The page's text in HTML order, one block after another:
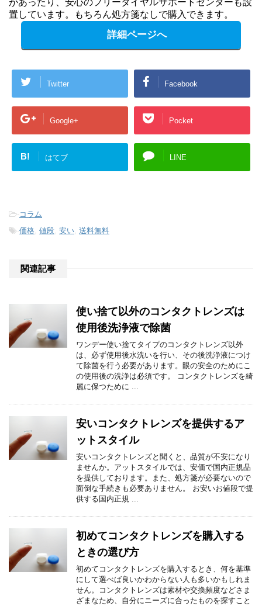
があったり、安心のフリーダイヤルサポートセンターも設
置しています。もちろん処方箋なしで購入できます。
詳細ページへ
Twitter Facebook
Google+ Pocket
B! はてブ LINE
-コラム
-価格, 値段, 安い, 送料無料
関連記事
使い捨て以外のコンタクトレンズは
使用後洗浄液で除菌
ワンデー使い捨てタイプのコンタクトレンズ以外
は、必ず使用後水洗いを行い、その後洗浄液につけ
て除菌を行う必要があります。眼の安全のためにこ
の使用後の洗浄は必須です。 コンタクトレンズを綺
麗に保つために ...
安いコンタクトレンズを提供するア
ットスタイル
安いコンタクトレンズと聞くと、品質が不安になり
ませんか。アットスタイルでは、安価で国内正規品
を提供しております。また、処方箋が必要ないので
面倒な手続きも必要ありません。 お安いお値段で提
供する国内正規 ...
初めてコンタクトレンズを購入する
ときの選び方
初めてコンタクトレンズを購入するとき、何を基準
にして選べば良いかわからない人も多いかもしれま
せん。コンタクトレンズは素材や交換頻度などさま
ざまなため、自分にニーズに合ったものを探すこと